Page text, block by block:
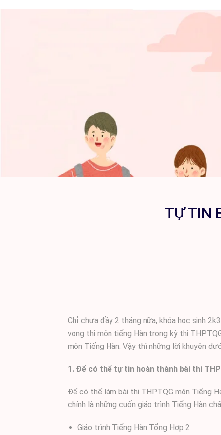
TỰ TIN
Chỉ chưa đầy 2 tháng nữa, khóa học sinh
vọng thi môn tiếng Hàn trong kỳ thi
môn Tiếng Hàn. Vậy thì những lời khuyên
1. Để có thể tự tin hoàn thành bài thi
Để có thể làm bài thi THPTQG môn Tiếng
chính là những cuốn giáo trình Tiếng Hàn
Giáo trình Tiếng Hàn Tổng Hợp 2